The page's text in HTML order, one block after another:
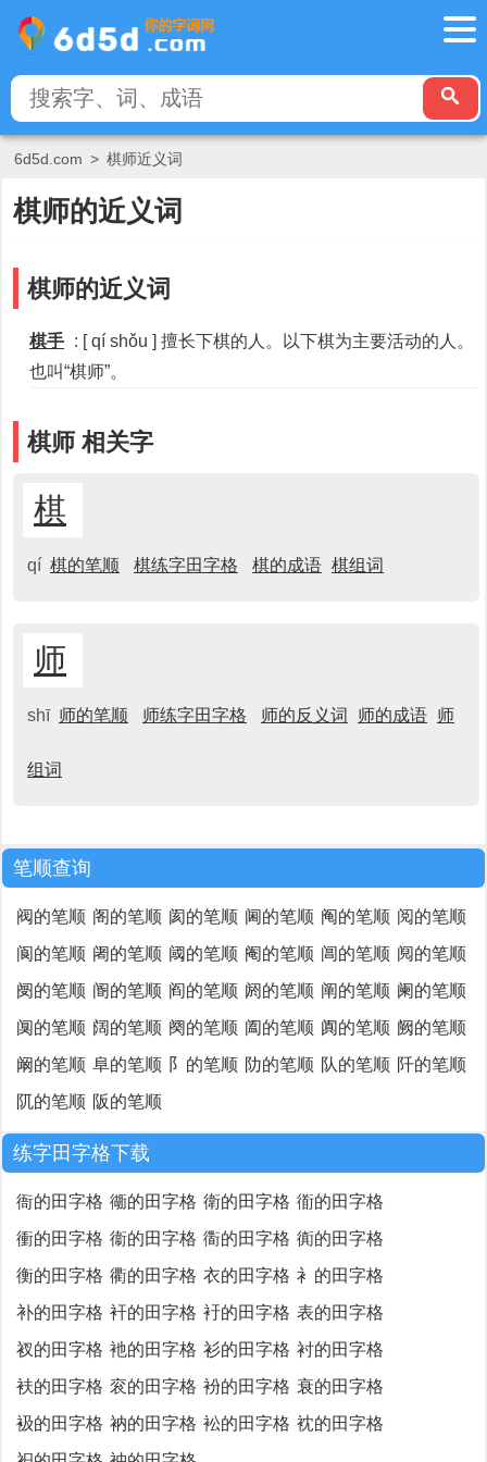
6d5d.com > 棋师近义词
棋师的近义词
棋师的近义词
棋手 : [ qí shǒu ] 擅长下棋的人。以下棋为主要活动的人。
也叫“棋师”。
棋师 相关字
棋
qí 棋的笔顺 棋练字田字格 棋的成语 棋组词
师
shī 师的笔顺 师练字田字格 师的反义词 师的成语 师
组词
笔顺查询
阀的笔顺 阁的笔顺 阂的笔顺 阃的笔顺 阄的笔顺 阅的笔顺
阆的笔顺 阇的笔顺 阈的笔顺 阉的笔顺 阊的笔顺 阋的笔顺
阌的笔顺 阍的笔顺 阎的笔顺 阏的笔顺 阐的笔顺 阑的笔顺
阒的笔顺 阔的笔顺 阕的笔顺 阖的笔顺 阗的笔顺 阙的笔顺
阚的笔顺 阜的笔顺 阝的笔顺 阞的笔顺 队的笔顺 阡的笔顺
阢的笔顺 阪的笔顺
练字田字格下载
衙的田字格 衚的田字格 衛的田字格 衜的田字格
衝的田字格 衞的田字格 衟的田字格 衠的田字格
衡的田字格 衢的田字格 衣的田字格 衤的田字格
补的田字格 衦的田字格 衧的田字格 表的田字格
衩的田字格 衪的田字格 衫的田字格 衬的田字格
衭的田字格 衮的田字格 衯的田字格 衰的田字格
衱的田字格 衲的田字格 衳的田字格 衴的田字格